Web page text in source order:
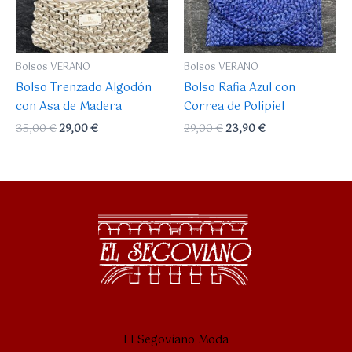
Bolsos VERANO
Bolso Trenzado Algodón
con Asa de Madera
35,00€29,00€
Bolsos VERANO
Bolso Rafia Azul con
Correa de Polipiel
29,00€23,90€
El Segoviano Moda